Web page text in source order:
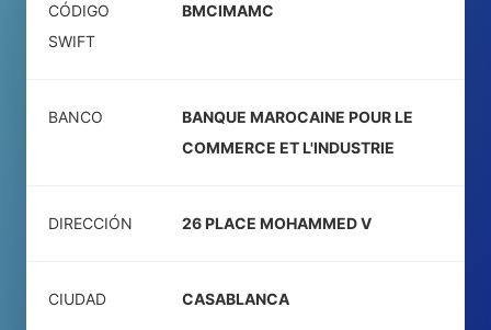
CÓDIGO
SWIFT
BMCIMAMC
BANCO
BANQUE MAROCAINE POUR LE
COMMERCE ET L'INDUSTRIE
DIRECCIÓN 26 PLACE MOHAMMED V
CIUDAD CASABLANCA